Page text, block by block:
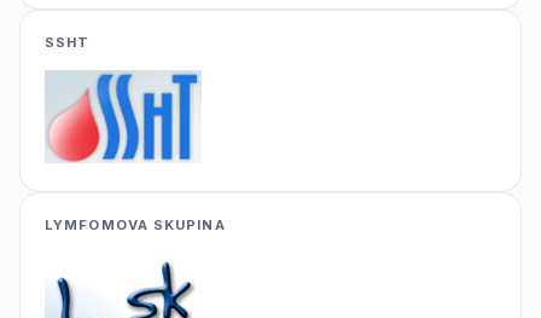
SSHT
LYMFOMOVA SKUPINA